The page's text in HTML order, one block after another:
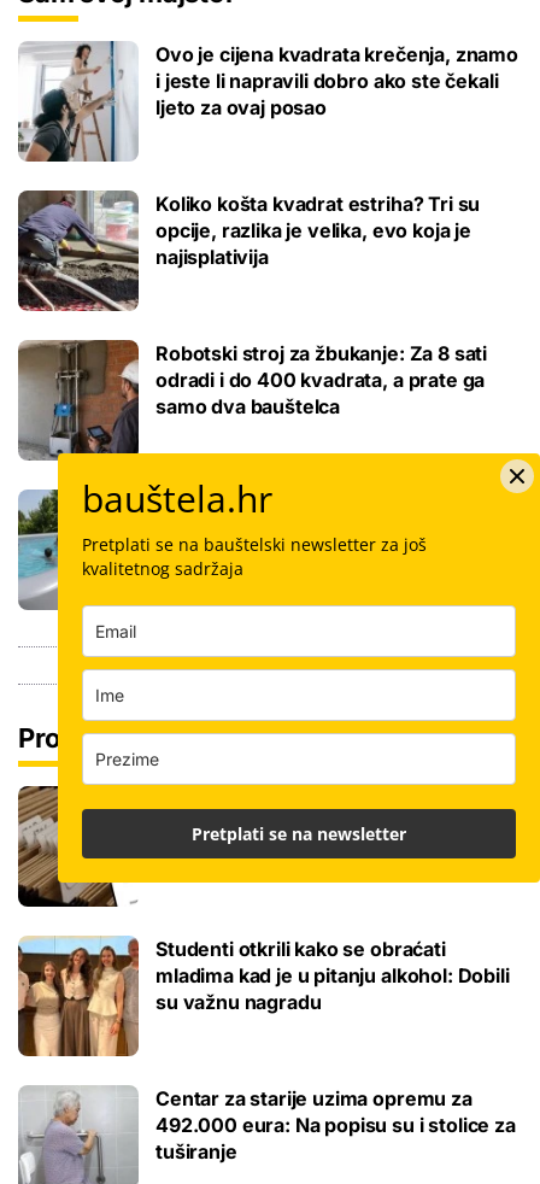
Ovo je cijena kvadrata krečenja, znamo
i jeste li napravili dobro ako ste čekali
ljeto za ovaj posao
Koliko košta kvadrat estriha? Tri su
opcije, razlika je velika, evo koja je
najisplativija
Robotski stroj za žbukanje: Za 8 sati
odradi i do 400 kvadrata, a prate ga
samo dva bauštelca
Stigla nova generacija kućnih bazena!
kupanca samo jedan sat
Pročitaj još
su zakon? Za jedan nam je potvrđeno
Studenti otkrili kako se obraćati
mladima kad je u pitanju alkohol: Dobili
su važnu nagradu
Centar za starije uzima opremu za
492.000 eura: Na popisu su i stolice za
tuširanje
bauštela.hr
Pretplati se na bauštelski newsletter za još
kvalitetnog sadržaja
Pretplati se na newsletter